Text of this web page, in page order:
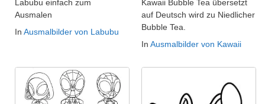
Labubu einfach zum
Ausmalen
In Ausmalbilder von Labubu
Kawaii Bubble Tea übersetzt
auf Deutsch wird zu Niedlicher
Bubble Tea.
In Ausmalbilder von Kawaii